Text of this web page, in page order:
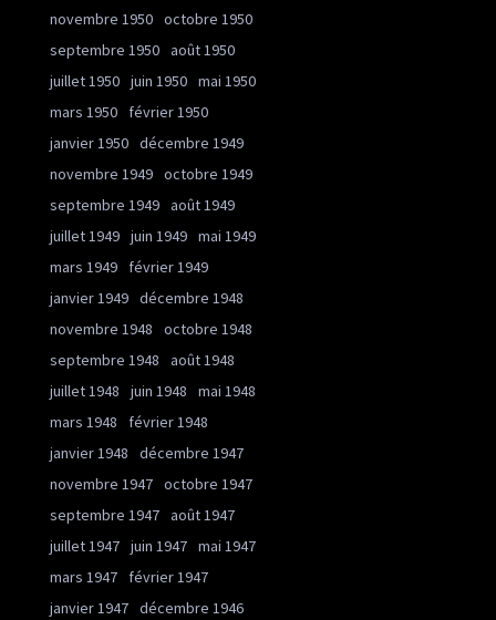
novembre 1950 octobre 1950
septembre 1950 août 1950
juillet 1950 juin 1950 mai 1950
mars 1950
février 1950
janvier 1950 décembre 1949
novembre 1949 octobre 1949
septembre 1949 août 1949
juillet 1949 juin 1949 mai 1949
mars 1949
février 1949
janvier 1949 décembre 1948
novembre 1948
octobre 1948
septembre 1948
août 1948
juillet 1948
juin 1948
mai 1948
mars 1948
février 1948
janvier 1948
décembre 1947
novembre 1947 octobre 1947
septembre 1947 août 1947
juillet 1947 juin 1947 mai 1947
mars 1947
février 1947
janvier 1947 décembre 1946